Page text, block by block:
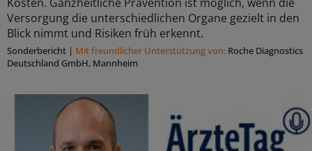
Versorgung die unterschiedlichen Organe gezielt in den
Blick nimmt und Risiken früh erkennt.
Sonderbericht | Mit freundlicher Unterstützung von: Roche Diagnostics
Deutschland GmbH, Mannheim